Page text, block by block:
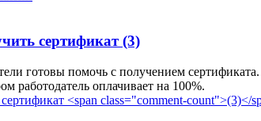
сертификат(3)
готовы помочь с получением
работодатель оплачивает на 100%.